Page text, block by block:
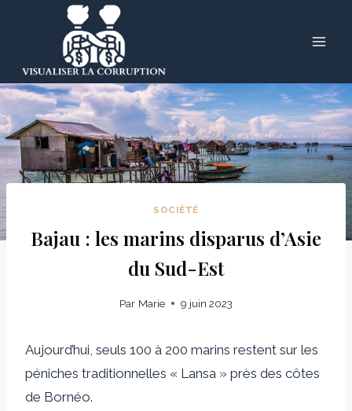
SOCIÉTÉ
Bajau : les marins disparus d’Asie
du Sud-Est
Par Marie 9 juin 2023
Aujourd’hui, seuls 100 à 200 marins restent sur les
péniches traditionnelles « Lansa » près des côtes
de Bornéo.